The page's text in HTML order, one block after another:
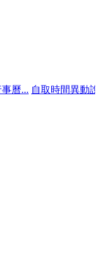
自取時間異動說明（